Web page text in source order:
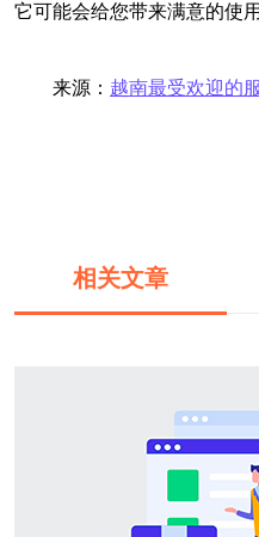
它可能会给您带来满意的使用
来源： 越南最受欢迎的
相关文章